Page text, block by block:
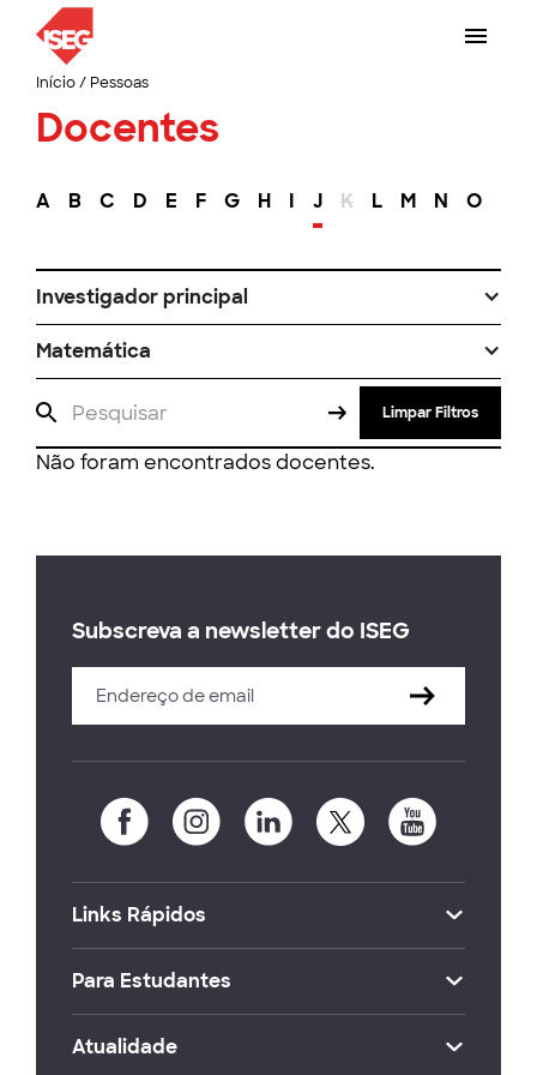
Início/ Pessoas
Docentes
A B C D E F G H I J K L M N O
Investigador principal
Matemática
Limpar Filtros
Não foram encontrados docentes.
Subscreva a newsletter do ISEG
Links Rápidos
Para Estudantes
Atualidade